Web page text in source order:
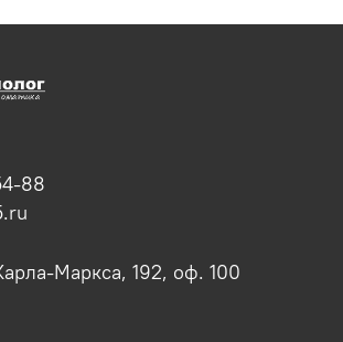
88
Маркса, 192, оф. 100